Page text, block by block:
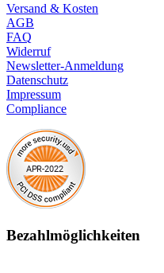
Versand & Kosten
AGB
FAQ
Widerruf
Newsletter-Anmeldung
Datenschutz
Impressum
Compliance
Bezahlmöglichkeiten